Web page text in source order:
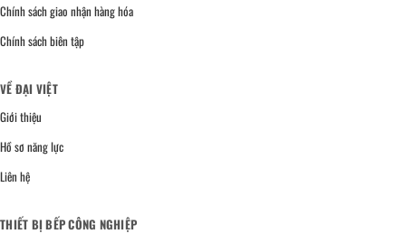
Chính sách giao nhận hàng hóa
Chính sách biên tập
VỀ ĐẠI VIỆT
Giới thiệu
Hồ sơ năng lực
Liên hệ
THIẾT BỊ BẾP CÔNG NGHIỆP